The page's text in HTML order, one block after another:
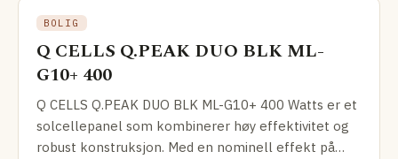
BOLIG
Q CELLS Q.PEAK DUO BLK ML-
G10+ 400
Q CELLS Q.PEAK DUO BLK ML-G10+ 400 Watts er et
solcellepanel som kombinerer høy effektivitet og
robust konstruksjon. Med en nominell effekt på